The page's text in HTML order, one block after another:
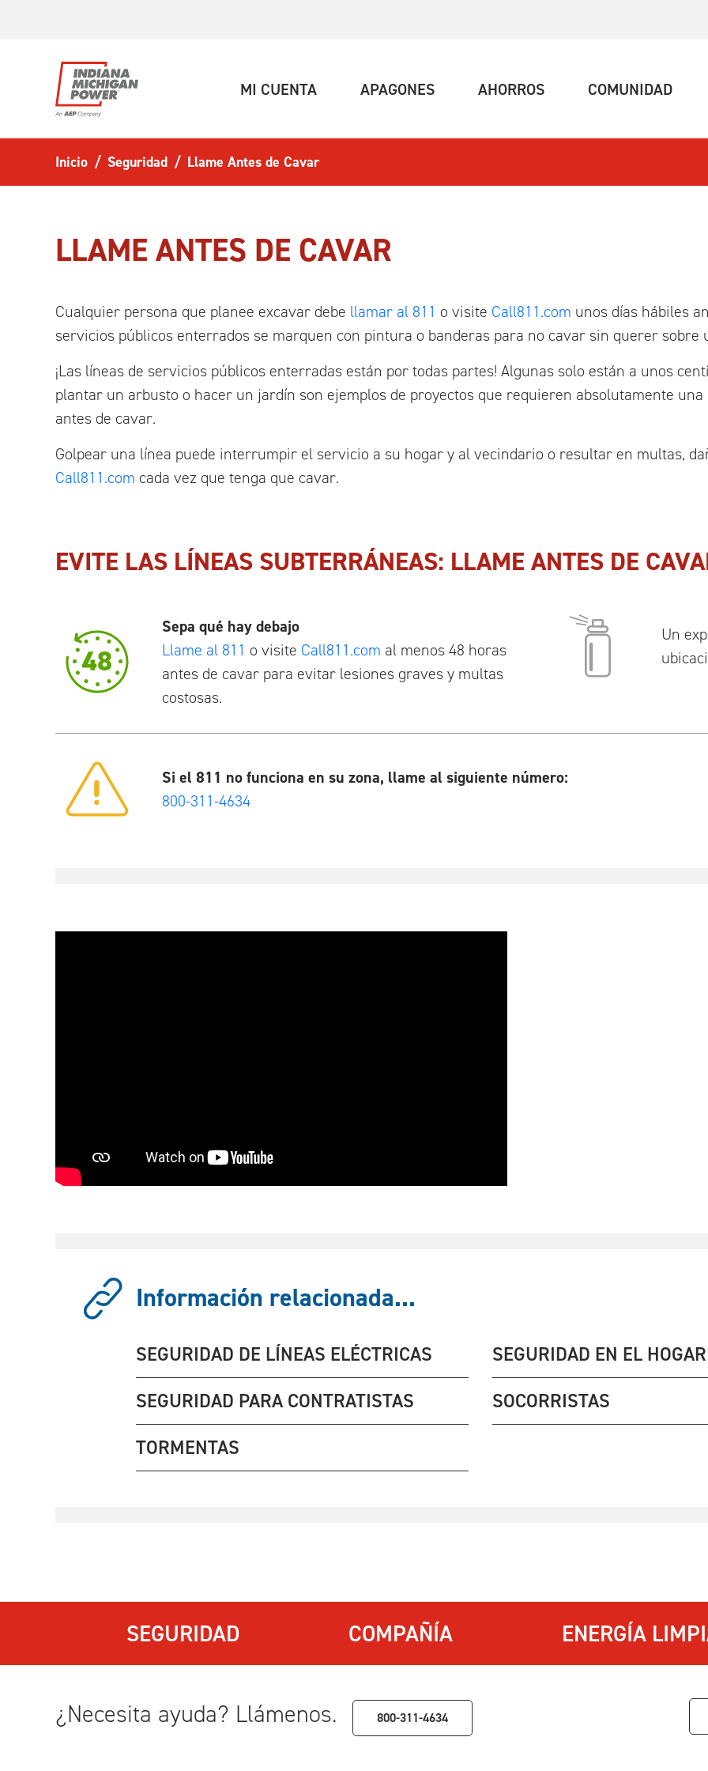
MI CUENTA (ACTUAL)APAGONES(ACTUAL)AHORROS(ACTUAL)COMUNIDAD
Inicio Seguridad Llame Antes de Cavar
LLAME ANTES DE CAVAR
Cualquier persona que planee excavar debe llamar al 811 o visite Call811.com unos días hábiles
servicios públicos enterrados se marquen con pintura o banderas para no cavar sin querer sobre
¡Las líneas de servicios públicos enterradas están por todas partes! Algunas solo están a unos
plantar un arbusto o hacer un jardín son ejemplos de proyectos que requieren absolutamente
antes de cavar.
Golpear una línea puede interrumpir el servicio a su hogar y al vecindario o resultar en multas,
Call811.com cada vez que tenga que cavar.
EVITE LAS LÍNEAS SUBTERRÁNEAS: LLAME ANTES DE
Sepa qué hay debajo
Llame al 811 o visite Call811.com al menos 48 horas
antes de cavar para evitar lesiones graves y multas
costosas.
Un
Si el 811 no funciona en su zona, llame al siguiente número:
800-311-4634
Información relacionada...
SEGURIDAD DE LÍNEAS ELÉCTRICAS
SEGURIDAD EN EL HOGAR
SEGURIDAD PARA CONTRATISTAS
SOCORRISTAS
TORMENTAS
SEGURIDAD COMPAÑÍA ENERGÍA
¿Necesita ayuda? Llámenos. 800-311-4634